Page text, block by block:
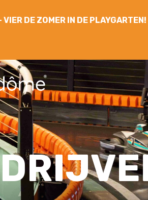
VIER DE ZOMER IN DE